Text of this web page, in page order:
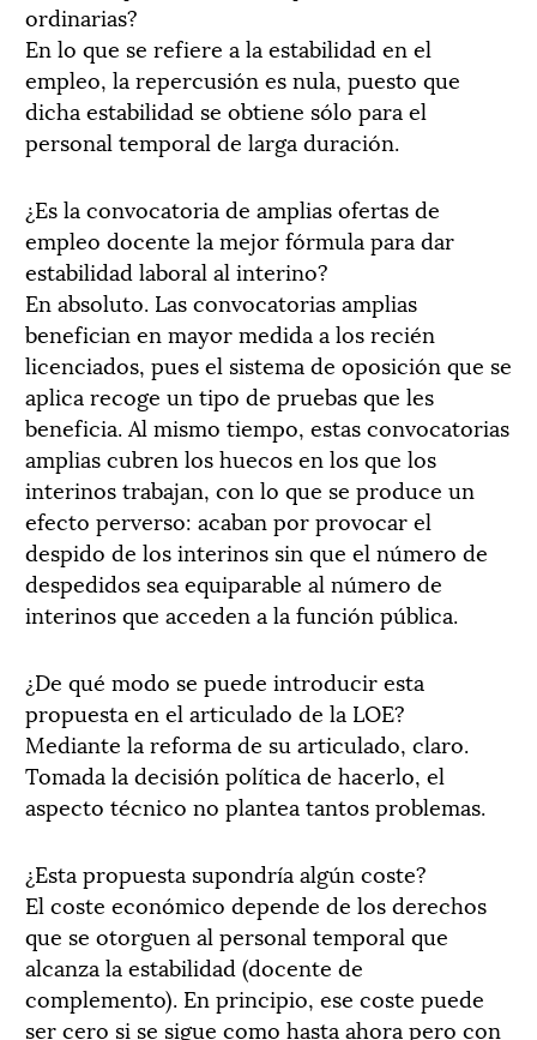
ordinarias?
En lo que se refiere a la estabilidad en el
empleo, la repercusión es nula, puesto que
dicha estabilidad se obtiene sólo para el
personal temporal de larga duración.
¿Es la convocatoria de amplias ofertas de
empleo docente la mejor fórmula para dar
estabilidad laboral al interino?
En absoluto. Las convocatorias amplias
benefician en mayor medida a los recién
licenciados, pues el sistema de oposición que se
aplica recoge un tipo de pruebas que les
beneficia. Al mismo tiempo, estas convocatorias
amplias cubren los huecos en los que los
interinos trabajan, con lo que se produce un
efecto perverso: acaban por provocar el
despido de los interinos sin que el número de
despedidos sea equiparable al número de
interinos que acceden a la función pública.
¿De qué modo se puede introducir esta
propuesta en el articulado de la LOE?
Mediante la reforma de su articulado, claro.
Tomada la decisión política de hacerlo, el
aspecto técnico no plantea tantos problemas.
¿Esta propuesta supondría algún coste?
El coste económico depende de los derechos
que se otorguen al personal temporal que
alcanza la estabilidad (docente de
complemento). En principio, ese coste puede
ser cero si se sigue como hasta ahora pero con